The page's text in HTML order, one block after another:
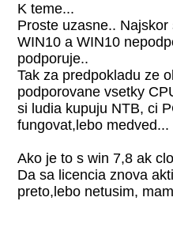
K teme...
Proste uzasne..
WIN10 a WIN10
podporuje..
Tak za predpokladu ze
podporovane vsetky
si ludia kupuju NTB, ci
fungovat,lebo medved...
Ako je to s win 7,8 ak
Da sa licencia znova
preto,lebo netusim,